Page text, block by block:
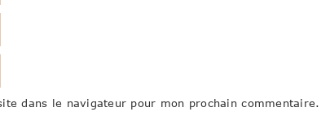
dans le navigateur pour mon prochain commentaire.